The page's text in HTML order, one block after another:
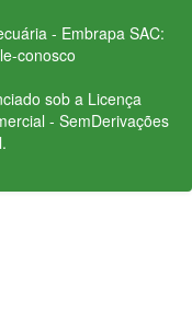
- Embrapa SAC:
conosco
sob a Licença
- SemDerivações